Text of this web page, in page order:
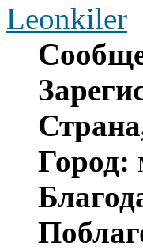
Leonkiler
Город: